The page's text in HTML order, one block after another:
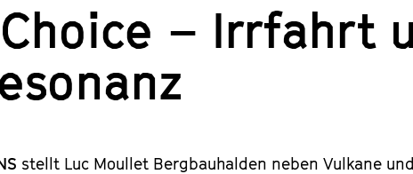
– Irrfahrt
stellt Luc Moullet Bergbauhalden neben Vulkane